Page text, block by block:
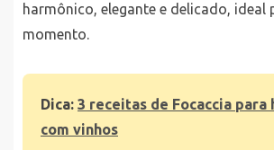
harmônico, elegante e delicado, ideal
momento.
Dica: 3 receitas de Focaccia para
com vinhos